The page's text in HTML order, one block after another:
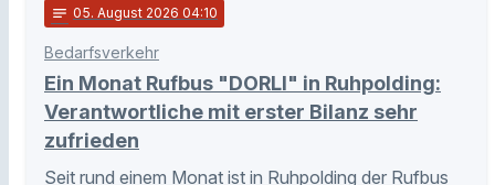
notes 05. August 2026 04:10
Bedarfsverkehr
Ein Monat Rufbus "DORLI" in Ruhpolding:
Verantwortliche mit erster Bilanz sehr
zufrieden
Seit rund einem Monat ist in Ruhpolding der Rufbus